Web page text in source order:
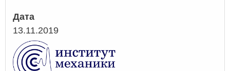
Дата
13.11.2019